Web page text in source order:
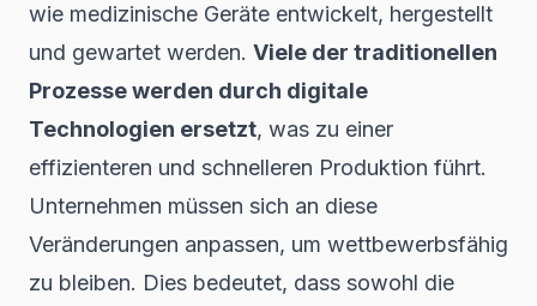
wie medizinische Geräte entwickelt, hergestellt
und gewartet werden. Viele der traditionellen
Prozesse werden durch digitale
Technologien ersetzt, was zu einer
effizienteren und schnelleren Produktion führt.
Unternehmen müssen sich an diese
Veränderungen anpassen, um wettbewerbsfähig
zu bleiben. Dies bedeutet, dass sowohl die